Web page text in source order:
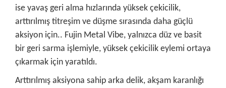
ise yavaş geri alma hızlarında yüksek çekicilik,
arttırılmış titreşim ve düşme sırasında daha güçlü
aksiyon için.. Fujin Metal Vibe, yalnızca düz ve basit
bir geri sarma işlemiyle, yüksek çekicilik eylemi ortaya
çıkarmak için yaratıldı.
Arttırılmış aksiyona sahip arka delik, akşam karanlığı